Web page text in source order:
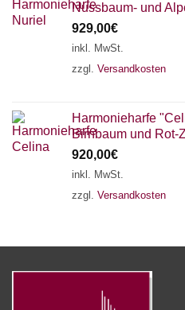
Nussbaum- und
929,00€
inkl. MwSt.
zzgl. Versandkosten
Harmonieharfe
Birnbaum und Rot-
920,00€
inkl. MwSt.
zzgl. Versandkosten